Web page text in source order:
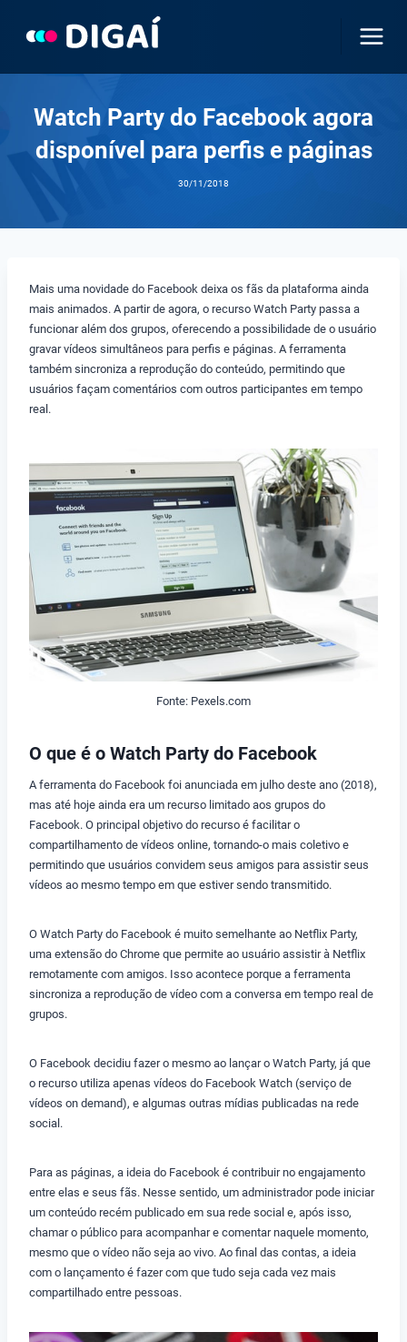
Watch Party do Facebook agora
disponível para perfis e páginas
30/11/2018
Mais uma novidade do Facebook deixa os fãs da plataforma ainda
mais animados. A partir de agora, o recurso Watch Party passa a
funcionar além dos grupos, oferecendo a possibilidade de o usuário
gravar vídeos simultâneos para perfis e páginas. A ferramenta
também sincroniza a reprodução do conteúdo, permitindo que
usuários façam comentários com outros participantes em tempo
real.
Fonte: Pexels.com
O que é o Watch Party do Facebook
A ferramenta do Facebook foi anunciada em julho deste ano (2018),
mas até hoje ainda era um recurso limitado aos grupos do
Facebook. O principal objetivo do recurso é facilitar o
compartilhamento de vídeos online, tornando-o mais coletivo e
permitindo que usuários convidem seus amigos para assistir seus
vídeos ao mesmo tempo em que estiver sendo transmitido.
O Watch Party do Facebook é muito semelhante ao Netflix Party,
uma extensão do Chrome que permite ao usuário assistir à Netflix
remotamente com amigos. Isso acontece porque a ferramenta
sincroniza a reprodução de vídeo com a conversa em tempo real de
grupos.
O Facebook decidiu fazer o mesmo ao lançar o Watch Party, já que
o recurso utiliza apenas vídeos do Facebook Watch (serviço de
vídeos on demand), e algumas outras mídias publicadas na rede
social.
Para as páginas, a ideia do Facebook é contribuir no engajamento
entre elas e seus fãs. Nesse sentido, um administrador pode iniciar
um conteúdo recém publicado em sua rede social e, após isso,
chamar o público para acompanhar e comentar naquele momento,
mesmo que o vídeo não seja ao vivo. Ao final das contas, a ideia
com o lançamento é fazer com que tudo seja cada vez mais
compartilhado entre pessoas.